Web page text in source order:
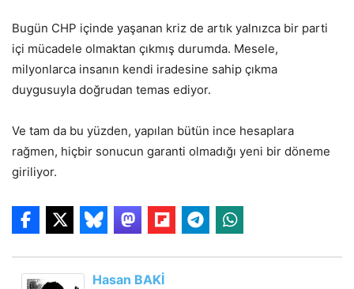
Bugün CHP içinde yaşanan kriz de artık yalnızca bir parti
içi mücadele olmaktan çıkmış durumda. Mesele,
milyonlarca insanın kendi iradesine sahip çıkma
duygusuyla doğrudan temas ediyor.
Ve tam da bu yüzden, yapılan bütün ince hesaplara
rağmen, hiçbir sonucun garanti olmadığı yeni bir döneme
giriliyor.
Hasan BAKİ